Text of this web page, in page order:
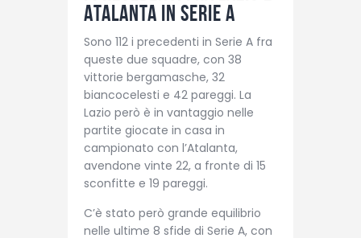
Atalanta in Serie A
Sono 112 i precedenti in Serie A fra
queste due squadre, con 38
vittorie bergamasche, 32
biancocelesti e 42 pareggi. La
Lazio però è in vantaggio nelle
partite giocate in casa in
campionato con l’Atalanta,
avendone vinte 22, a fronte di 15
sconfitte e 19 pareggi.
C’è stato però grande equilibrio
nelle ultime 8 sfide di Serie A, con